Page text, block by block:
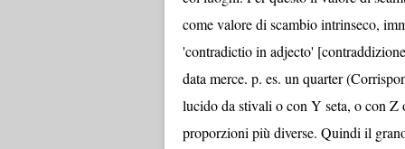
come valore di scambio intrinseco,
'contradictio in adjecto'
data merce. p. es. un quarter
lucido da stivali o con Y seta, o con Z
proporzioni più diverse. Quindi il